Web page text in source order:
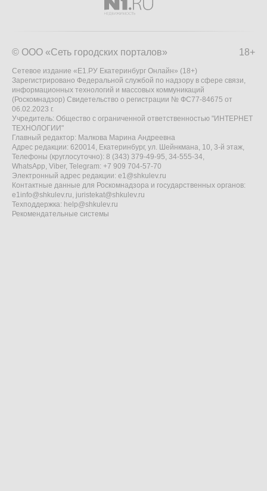
18+
© ООО «Сеть городских порталов»
Сетевое издание «Е1.РУ Екатеринбург Онлайн» (18+)
Зарегистрировано Федеральной службой по надзору в сфере связи,
информационных технологий и массовых коммуникаций
(Роскомнадзор) Свидетельство о регистрации № ФС77-84675 от
06.02.2023 г.
Учредитель: Общество с ограниченной ответственностью "ИНТЕРНЕТ
ТЕХНОЛОГИИ"
Главный редактор: Малкова Марина Андреевна
Адрес редакции: 620014, Екатеринбург, ул. Шейнкмана, 10, 3-й этаж,
Телефоны (круглосуточно): 8 (343) 379-49-95, 34-555-34,
WhatsApp, Viber, Telegram: +7 909 704-57-70
Электронный адрес редакции: e1@shkulev.ru
Контактные данные для Роскомнадзора и государственных органов:
e1info@shkulev.ru, juristekat@shkulev.ru
Техподдержка: help@shkulev.ru
Рекомендательные системы